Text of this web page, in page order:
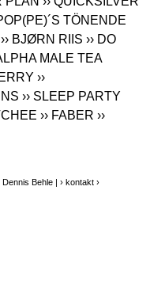
TÖNENDE
›› BJØRN RIIS ›› DO
MALE TEA
››
›› SLEEP PARTY
›› FABER ››
Dennis Behle |› kontakt ›